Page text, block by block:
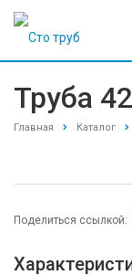
Труба
Главная Каталог
Поделиться ссылкой: